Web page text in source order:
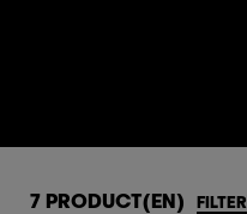
7 PRODUCT(EN) FILTER